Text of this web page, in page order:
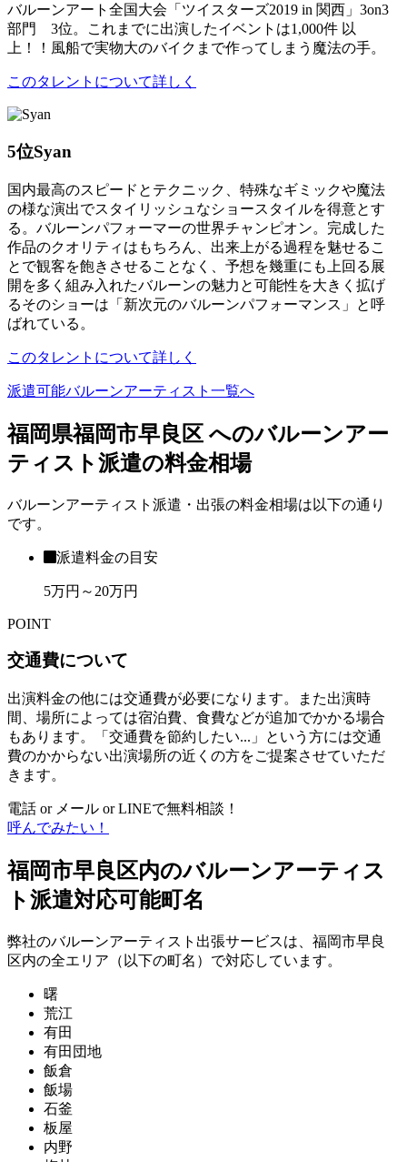
バルーンアート全国大会「ツイスターズ2019 in 関西」3on3
部門 3位。これまでに出演したイベントは1,000件 以
上！！風船で実物大のバイクまで作ってしまう魔法の手。
このタレントについて詳しく
5位Syan
国内最高のスピードとテクニック、特殊なギミックや魔法
の様な演出でスタイリッシュなショースタイルを得意とす
る。バルーンパフォーマーの世界チャンピオン。完成した
作品のクオリティはもちろん、出来上がる過程を魅せるこ
とで観客を飽きさせることなく、予想を幾重にも上回る展
開を多く組み入れたバルーンの魅力と可能性を大きく拡げ
るそのショーは「新次元のバルーンパフォーマンス」と呼
ばれている。
このタレントについて詳しく
派遣可能バルーンアーティスト一覧へ
福岡県福岡市早良区 へのバルーンアー
ティスト派遣の料金相場
バルーンアーティスト派遣・出張の料金相場は以下の通り
です。
派遣料金の目安
5万円～20万円
POINT
交通費について
出演料金の他には交通費が必要になります。また出演時
間、場所によっては宿泊費、食費などが追加でかかる場合
もあります。「交通費を節約したい...」という方には交通
費のかからない出演場所の近くの方をご提案させていただ
きます。
電話 or メール or LINEで無料相談！
呼んでみたい！
福岡市早良区内のバルーンアーティス
ト派遣対応可能町名
弊社のバルーンアーティスト出張サービスは、福岡市早良
区内の全エリア（以下の町名）で対応しています。
曙
荒江
有田
有田団地
飯倉
飯場
石釜
板屋
内野